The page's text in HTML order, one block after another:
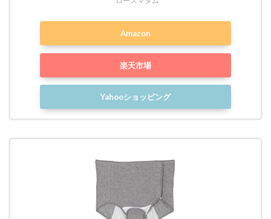
Amazon
楽天市場
Yahooショッピング